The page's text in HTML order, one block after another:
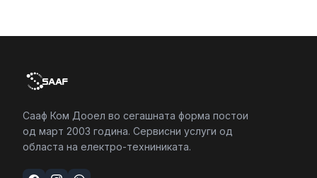
Сааф Ком Дооел во сегашната форма постои
од март 2003 година. Сервисни услуги од
областа на електро-техниниката.